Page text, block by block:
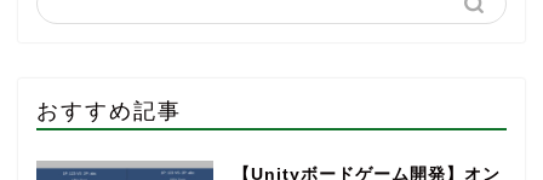
おすすめ記事
【Unityボードゲーム開発】オン